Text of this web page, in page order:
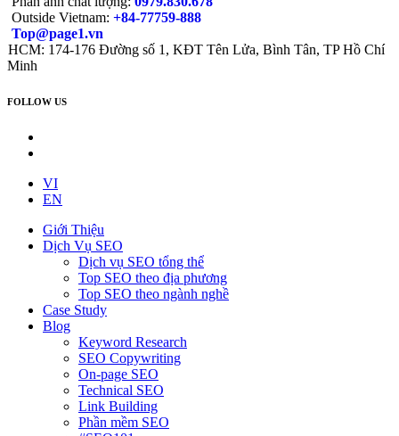
Outside Vietnam: +84-77759-888
Top@page1.vn
HCM: 174-176 Đường số 1, KĐT Tên Lửa, Bình Tân, TP Hồ Chí
Minh
FOLLOW US
VI
EN
Giới Thiệu
Dịch Vụ SEO
Dịch vụ SEO tổng thể
Top SEO theo địa phương
Top SEO theo ngành nghề
Case Study
Blog
Keyword Research
SEO Copywriting
On-page SEO
Technical SEO
Link Building
Phần mềm SEO